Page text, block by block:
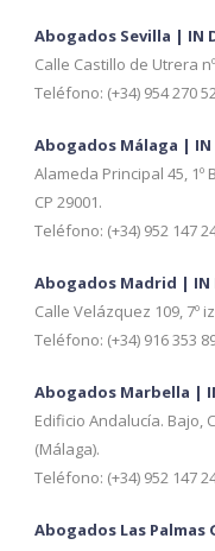
Abogados Sevilla | IN
Calle Castillo de Utrera
Teléfono: (+34) 954 270
Abogados Málaga | IN
Alameda Principal 45, 1º
CP 29001.
Teléfono: (+34) 952 147
Abogados Madrid | IN
Calle Velázquez 109, 7º
Teléfono: (+34) 916 353
Abogados Marbella |
Edificio Andalucía. Bajo,
(Málaga).
Teléfono: (+34) 952 147
Abogados Las Palmas